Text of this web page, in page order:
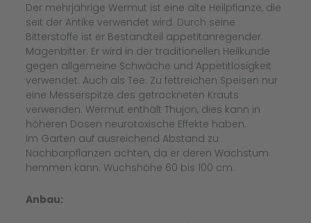
Der mehrjährige Wermut ist eine alte Heilpflanze, die
seit der Antike verwendet wird. Durch seine
Bitterstoffe ist er Bestandteil appetitanregender
Magenbitter. Er wird in der traditionellen Heilkunde
gegen allgemeine Schwäche und Appetitlosigkeit
verwendet. Auch als Tee. Zu fettreichen Speisen nur
eine Messerspitze des getrockneten Krauts
verwenden. Wermut enthält Thujon, dies kann in
höheren Dosen neurotoxische Effekte haben.
Im Garten auf ausreichend Abstand zu
Nachbarpflanzen achten, da er deren Wachstum
hemmen kann. Wuchshöhe 60 bis 100 cm.
Anbau: